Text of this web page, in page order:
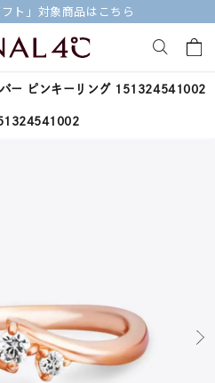
ト」対象商品はこちら
キーワードで検索する
Canal４℃
すべてのジュエリー
ー ピンキーリング 151324541002